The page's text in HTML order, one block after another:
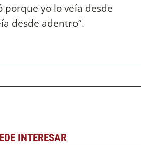
porque yo lo veía desde
desde adentro”.
INTERESAR